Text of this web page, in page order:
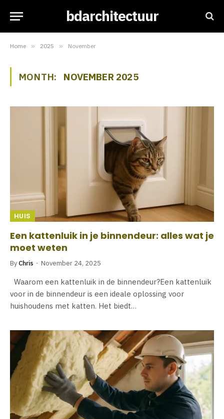
bdarchitectuur
Home » 2025 » November
MONTH: NOVEMBER 2025
HUIS
Een kattenluik in je binnendeur: alles wat je
moet weten
By Chris November 24, 2025
Waarom een kattenluik in de binnendeur?Een kattenluik
voor in de binnendeur is een ideale oplossing voor
huishoudens met katten. Het biedt…